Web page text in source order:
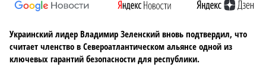
Украинский лидер Владимир Зеленский вновь подтвердил, что
считает членство в Североатлантическом альянсе одной из
ключевых гарантий безопасности для республики.